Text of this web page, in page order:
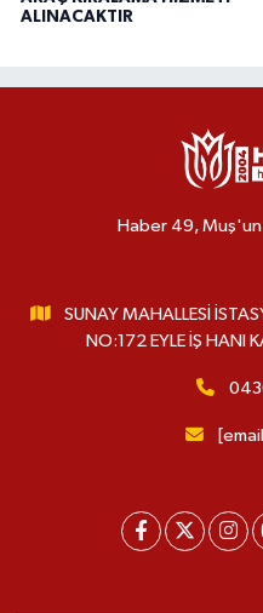
ALINACAKTIR
Haber 49,
SUNAY MAHALLESİ
NO:172 EYLE İŞ HANI